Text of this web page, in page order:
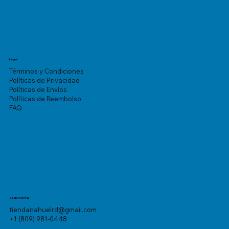
Legal
Términos y Condiciones
Políticas de Privacidad
Políticas de Envíos
Políticas de Reembolso
FAQ
Sede central
tiendanahuelrd@gmail.com
+1 (809) 981-0448